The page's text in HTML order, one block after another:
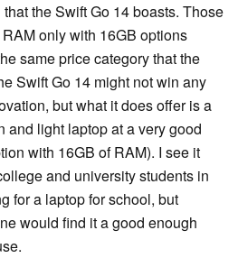
the Swift Go 14 boasts. Those
only with 16GB options
same price category that the
Swift Go 14 might not win any
but what it does offer is a
and light laptop at a very good
with 16GB of RAM). I see it
and university students in
for a laptop for school, but
would find it a good enough